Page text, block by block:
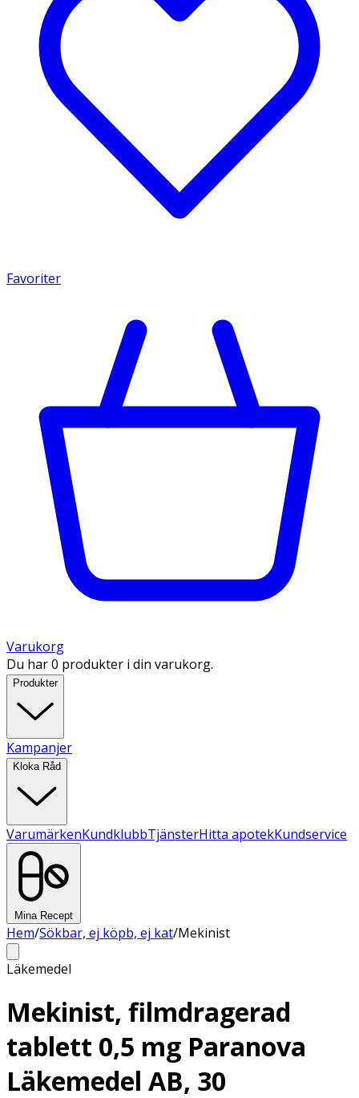
Favoriter
Varukorg
Du har 0 produkter i din varukorg.
Produkter
Kampanjer
Kloka Råd
VarumärkenKundklubbTjänsterHitta apotekKundservice
Mina Recept
Hem/Sökbar, ej köpb, ej kat/Mekinist
Läkemedel
Mekinist, filmdragerad
tablett 0,5 mg Paranova
Läkemedel AB, 30